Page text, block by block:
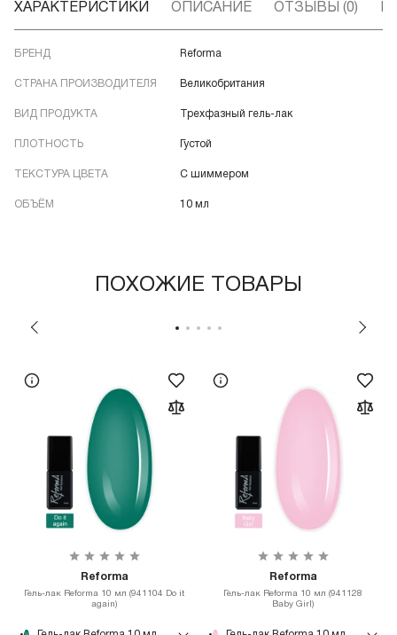
ХАРАКТЕРИСТИКИ ОПИСАНИЕ ОТЗЫВЫ (0)
БРЕНД Reforma
СТРАНА ПРОИЗВОДИТЕЛЯ Великобритания
ВИД ПРОДУКТА Трехфазный гель-лак
ПЛОТНОСТЬ Густой
ТЕКСТУРА ЦВЕТА С шиммером
ОБЪЁМ 10 мл
ПОХОЖИЕ ТОВАРЫ
Reforma
Гель-лак Reforma 10 мл (941104 Do it
again)
Reforma
Гель-лак Reforma 10 мл (941128
Baby Girl)